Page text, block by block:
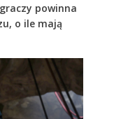
powinna
o ile mają